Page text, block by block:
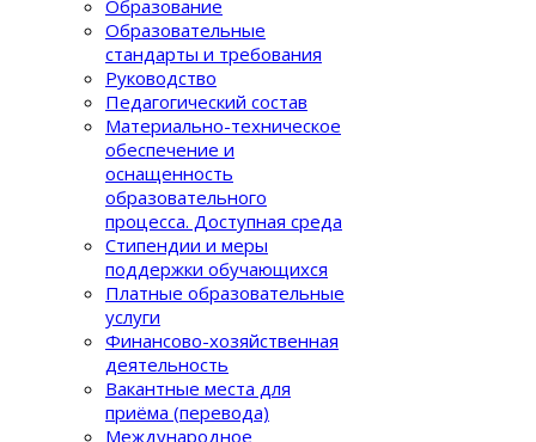
Образование
Образовательные
стандарты и требования
Руководство
Педагогический состав
Материально-техническое
обеспечение и
оснащенность
образовательного
процеcса. Доступная среда
Стипендии и меры
поддержки обучающихся
Платные образовательные
услуги
Финансово-хозяйственная
деятельность
Вакантные места для
приёма (перевода)
Международное